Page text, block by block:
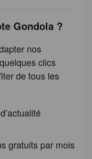
Gondola ?
nos
clics
de tous les
gratuits par mois